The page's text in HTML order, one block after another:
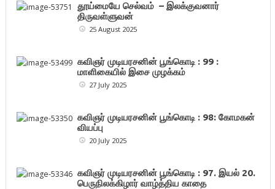
தூய்மையே செல்வம் – இலக்குவனார்
திருவள்ளுவன்
25 August 2025
கவிஞர் முடியரசனின் பூங்கொடி : 99 :
மாளிகையில் இசை முழக்கம்
27 July 2025
கவிஞர் முடியரசனின் பூங்கொடி : 98: கோமகன்
வியப்பு
20 July 2025
கவிஞர் முடியரசனின் பூங்கொடி : 97. இயல் 20.
பெருநிலக்கிழார் வாழ்த்திய காதை